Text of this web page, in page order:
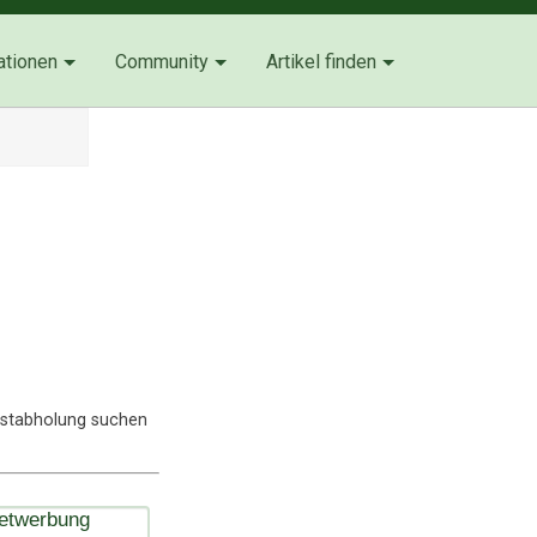
Community Artikel finden
suchen